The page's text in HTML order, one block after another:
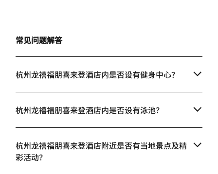
常见问题解答
杭州龙禧福朋喜来登酒店内是否设有健身中心？
杭州龙禧福朋喜来登酒店内是否设有泳池？
杭州龙禧福朋喜来登酒店附近是否有当地景点及精
彩活动？